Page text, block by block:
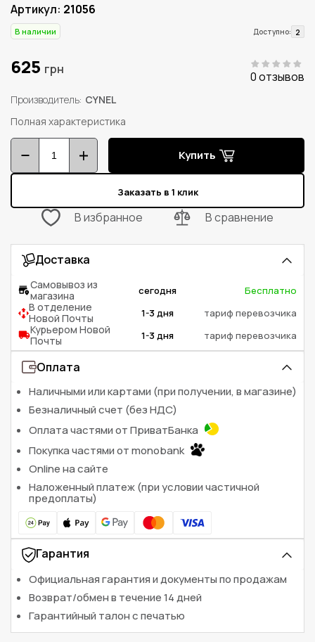
В наличии Доступно: 2
Артикул: 21056
625 грн 0 отзывов
Производитель CYNEL
Полная характеристика
Купить
Заказать в 1 клик
В избранное В сравнение
Доставка
Самовывоз из
магазина
сегодня Бесплатно
В отделение
Новой Почты
1-3 дня тариф перевозчика
Курьером Новой
Почты
1-3 дня тариф перевозчика
Оплата
Наличными или картами (при получении, в магазине)
Безналичный счет (без НДС)
Оплата частями от ПриватБанка
Покупка частями от monobank
Online на сайте
Наложенный платеж (при условии частичной
предоплаты)
Гарантия
Официальная гарантия и документы по продажам
Возврат/обмен в течение 14 дней
Гарантийный талон с печатью